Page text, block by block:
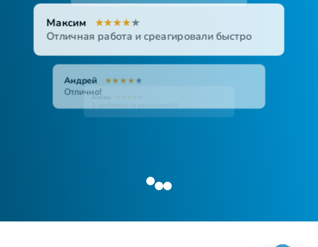
Андрей ★★★★★
Отлично!
Антон ★ ★★★ ★
2 проблемы за раз! спасибо!)